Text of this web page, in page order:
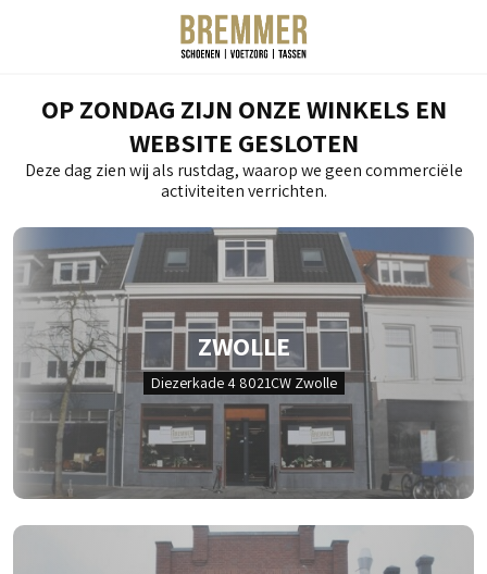
OP ZONDAG ZIJN ONZE WINKELS EN
WEBSITE GESLOTEN
Deze dag zien wij als rustdag, waarop we geen commerciële
activiteiten verrichten.
ZWOLLE
Diezerkade 4 8021CW Zwolle